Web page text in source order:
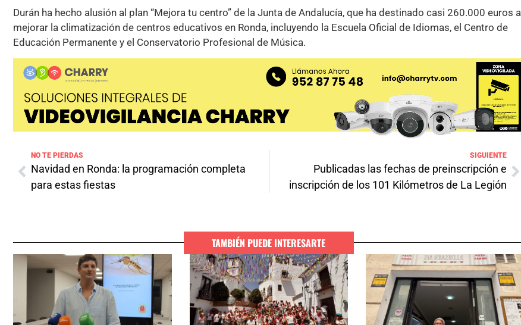
Durán ha hecho alusión al plan “Mejora tu centro” de la Junta de Andalucía, que ha destinado casi 260.000 euros a
mejorar la climatización de centros educativos en Ronda, incluyendo la Escuela Oficial de Idiomas, el Centro de
Educación Permanente y el Conservatorio Profesional de Música.
NO TE PIERDAS
Navidad en Ronda: la programación completa
para estas fiestas
SIGUIENTE
Publicadas las fechas de preinscripción e
inscripción de los 101 Kilómetros de La Legión
TAMBIÉN PUEDE INTERESARTE